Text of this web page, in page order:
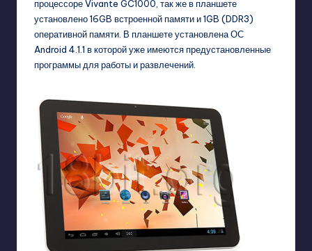
процессоре Vivante GC1000, так же в планшете
установлено 16GB встроенной памяти и 1GB (DDR3)
оперативной памяти. В планшете установлена ОС
Android 4.1.1 в которой уже имеются предустановленные
программы для работы и развлечений.